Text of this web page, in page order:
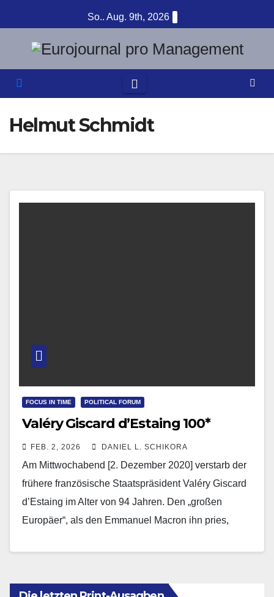
Inhalt
springen
So.. Aug. 9th, 2026
Helmut Schmidt
FOCUS IN TIME POLITICAL FORUM
Valéry Giscard d’Estaing 100*
FEB. 2, 2026 DANIEL L. SCHIKORA
Am Mittwochabend [2. Dezember 2020] verstarb der
frühere französische Staatspräsident Valéry Giscard
d’Estaing im Alter von 94 Jahren. Den „großen
Europäer“, als den Emmanuel Macron ihn pries,